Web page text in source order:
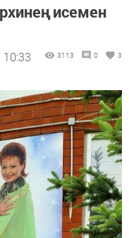
исемен
10:33 3113 0 3